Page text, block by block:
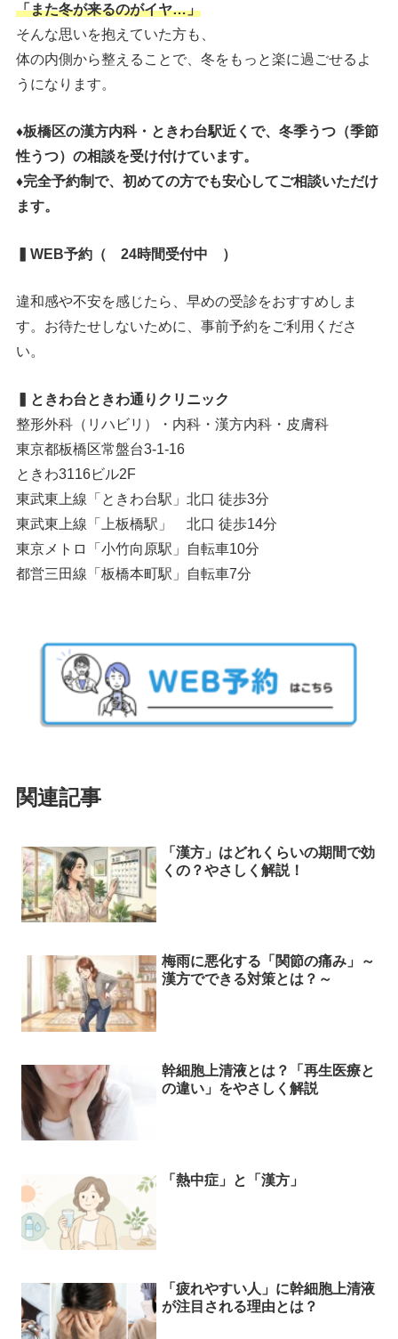
「また冬が来るのがイヤ…」
そんな思いを抱えていた方も、
体の内側から整えることで、冬をもっと楽に過ごせるよ
うになります。
♦板橋区の漢方内科・ときわ台駅近くで、冬季うつ（季節
性うつ）の相談を受け付けています。
♦完全予約制で、初めての方でも安心してご相談いただけ
ます。
▍WEB予約（ 24時間受付中 ）
違和感や不安を感じたら、早めの受診をおすすめしま
す。お待たせしないために、事前予約をご利用くださ
い。
▍ときわ台ときわ通りクリニック
整形外科（リハビリ）・内科・漢方内科・皮膚科
東京都板橋区常盤台3-1-16
ときわ3116ビル2F
東武東上線「ときわ台駅」北口 徒歩3分
東武東上線「上板橋駅」 北口 徒歩14分
東京メトロ「小竹向原駅」自転車10分
都営三田線「板橋本町駅」自転車7分
関連記事
「漢方」はどれくらいの期間で効
くの？やさしく解説！
梅雨に悪化する「関節の痛み」～
漢方でできる対策とは？～
幹細胞上清液とは？「再生医療と
の違い」をやさしく解説
「熱中症」と「漢方」
「疲れやすい人」に幹細胞上清液
が注目される理由とは？